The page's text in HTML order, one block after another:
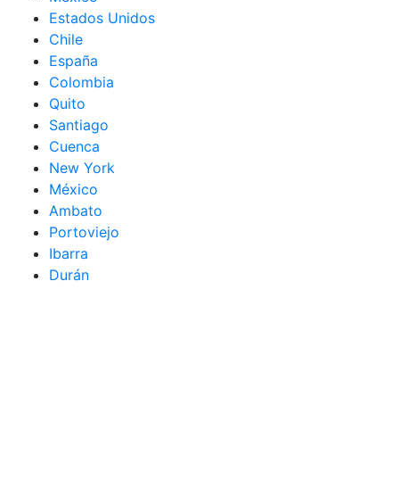
Estados Unidos
Chile
España
Colombia
Quito
Santiago
Cuenca
New York
México
Ambato
Portoviejo
Ibarra
Durán